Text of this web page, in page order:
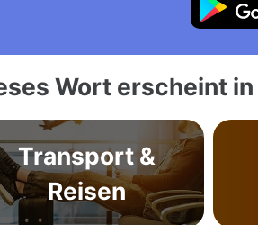
Wort erscheint
Transport &
Reisen